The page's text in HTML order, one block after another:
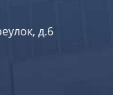
д.6